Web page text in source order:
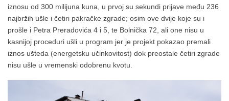
iznosu od 300 milijuna kuna, u prvoj su sekundi prijave među 236
najbržih ušle i četiri pakračke zgrade; osim ove dvije koje su i
prošle i Petra Preradovića 4 i 5, te Bolnička 72, ali one nisu u
kasnijoj proceduri ušli u program jer je projekt pokazao premali
iznos ušteda (energetsku učinkovitost) dok preostale četiri zgrade
nisu ušle u vremenski odobrenu kvotu.